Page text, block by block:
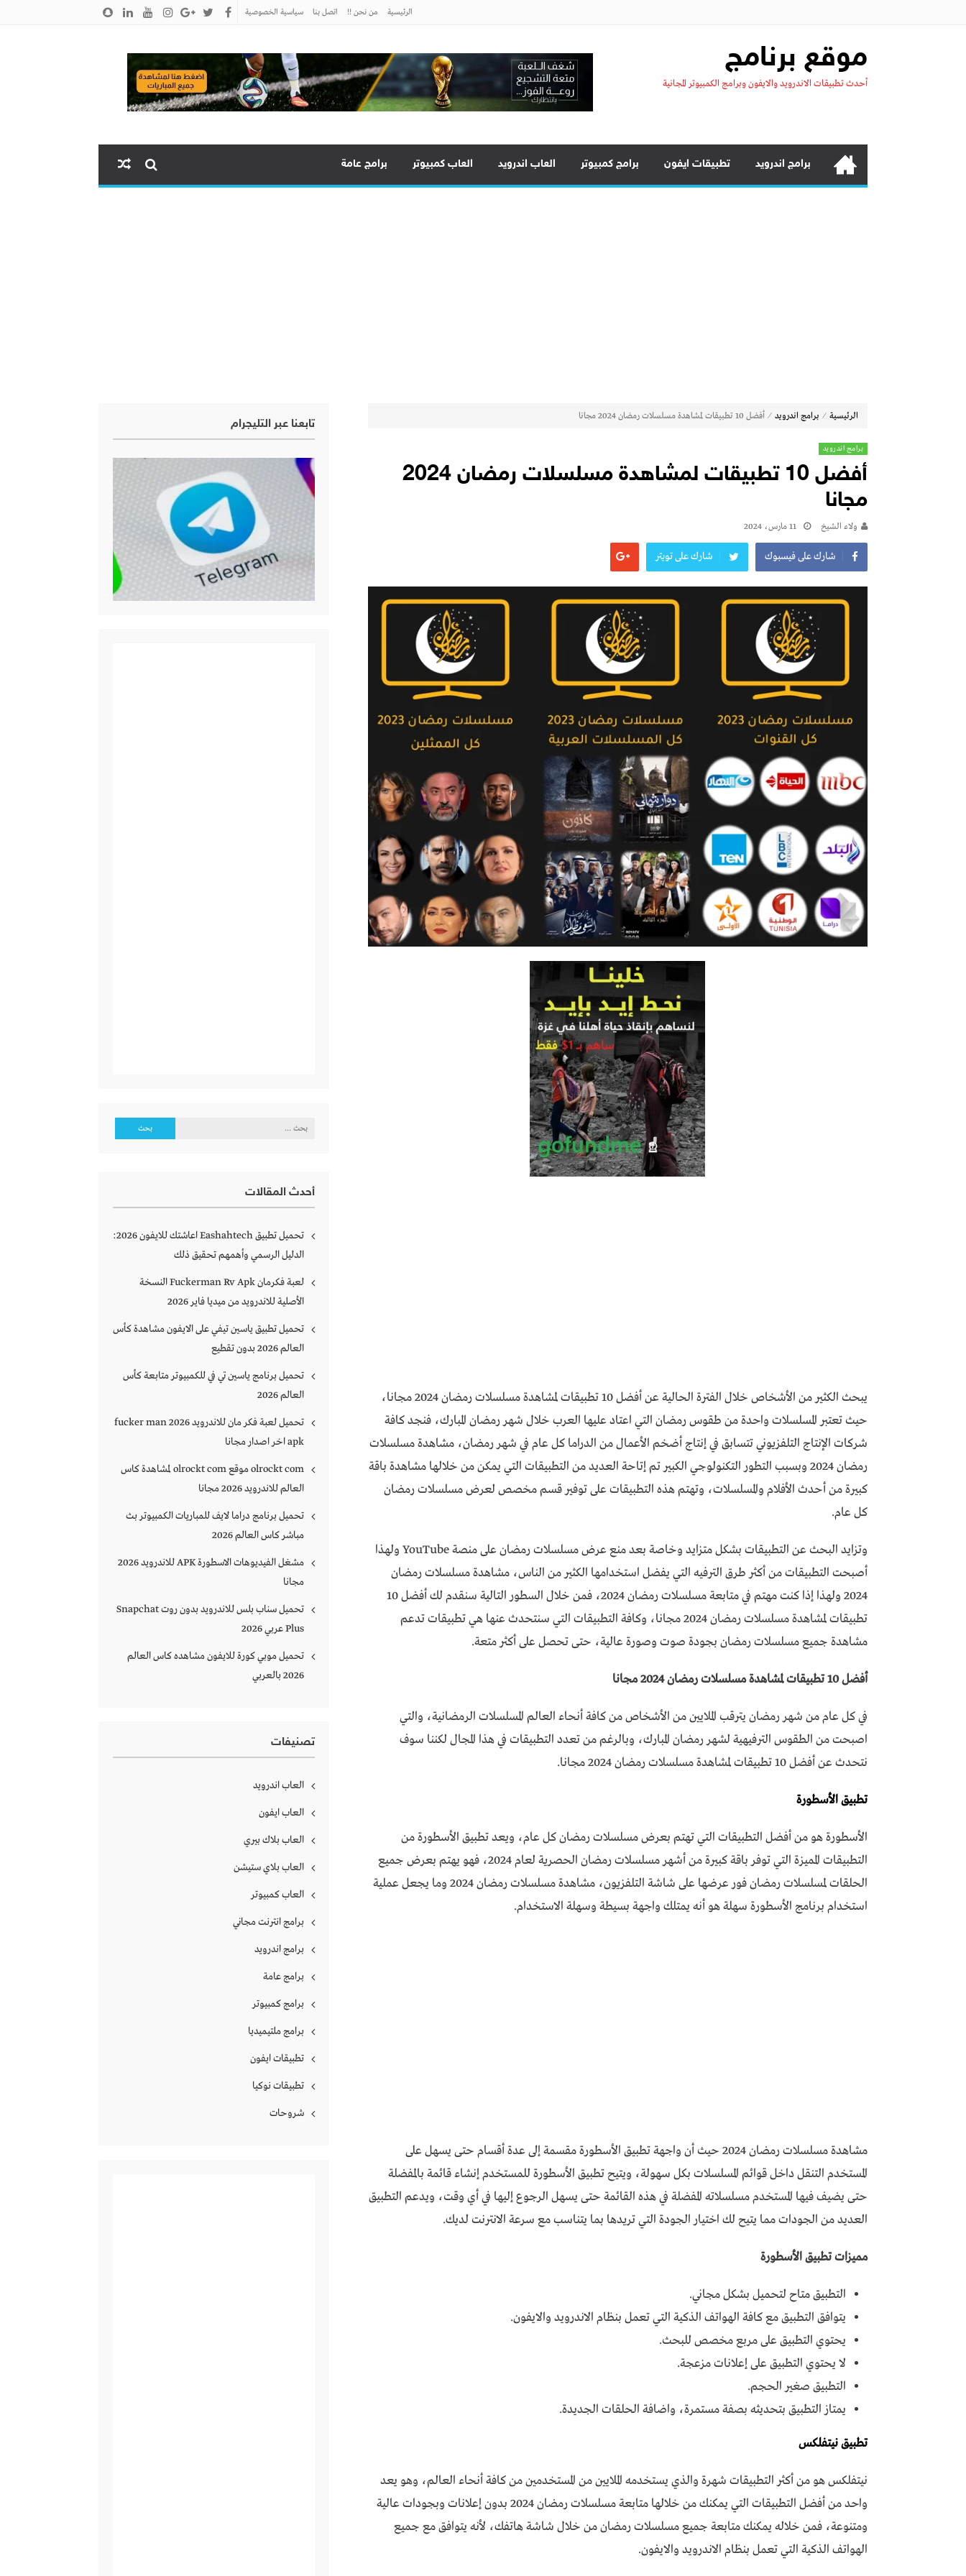
الرئيسية من نحن !! اتصل بنا سياسية الخصوصية
موقع برنامج
أحدث تطبيقات الاندرويد والايفون وبرامج الكمبيوتر المجانية
برامج اندرويد تطبيقات ايفون برامج كمبيوتر العاب اندرويد العاب كمبيوتر برامج عامة
الرئيسية ⁄ برامج اندرويد ⁄ أفضل 10 تطبيقات لمشاهدة مسلسلات رمضان 2024 مجانا
برامج اندرويد
أفضل 10 تطبيقات لمشاهدة مسلسلات رمضان 2024
مجانا
ولاء الشيخ 11 مارس، 2024
شارك على فيسبوك شارك على تويتر
يبحث الكثير من الأشخاص خلال الفترة الحالية عن أفضل 10 تطبيقات لمشاهدة مسلسلات رمضان 2024 مجانا،
حيث تعتبر المسلسلات واحدة من طقوس رمضان التي اعتاد عليها العرب خلال شهر رمضان المبارك، فنجد كافة
شركات الإنتاج التلفزيوني تتسابق في إنتاج أضخم الأعمال من الدراما كل عام في شهر رمضان، مشاهدة مسلسلات
رمضان 2024 وبسبب التطور التكنولوجي الكبير تم إتاحة العديد من التطبيقات التي يمكن من خلالها مشاهدة باقة
كبيرة من أحدث الأفلام والمسلسلات، وتهتم هذه التطبيقات على توفير قسم مخصص لعرض مسلسلات رمضان
كل عام.
وتزايد البحث عن التطبيقات بشكل متزايد وخاصة بعد منع عرض مسلسلات رمضان على منصة YouTube ولهذا
أصبحت التطبيقات من أكثر طرق الترفيه التي يفضل استخدامها الكثير من الناس، مشاهدة مسلسلات رمضان
2024 ولهذا إذا كنت مهتم في متابعة مسلسلات رمضان 2024، فمن خلال السطور التالية سنقدم لك أفضل 10
تطبيقات لمشاهدة مسلسلات رمضان 2024 مجانا، وكافة التطبيقات التي سنتحدث عنها هي تطبيقات تدعم
مشاهدة جميع مسلسلات رمضان بجودة صوت وصورة عالية، حتى تحصل على أكثر متعة.
أفضل 10 تطبيقات لمشاهدة مسلسلات رمضان 2024 مجانا
في كل عام من شهر رمضان يترقب الملايين من الأشخاص من كافة أنحاء العالم المسلسلات الرمضانية، والتي
اصبحت من الطقوس الترفيهية لشهر رمضان المبارك، وبالرغم من تعدد التطبيقات في هذا المجال لكننا سوف
نتحدث عن أفضل 10 تطبيقات لمشاهدة مسلسلات رمضان 2024 مجانا.
تطبيق الأسطورة
الأسطورة هو من أفضل التطبيقات التي تهتم بعرض مسلسلات رمضان كل عام، ويعد تطبيق الأسطورة من
التطبيقات المميزة التي توفر باقة كبيرة من أشهر مسلسلات رمضان الحصرية لعام 2024، فهو يهتم بعرض جميع
الحلقات لمسلسلات رمضان فور عرضها على شاشة التلفزيون، مشاهدة مسلسلات رمضان 2024 وما يجعل عملية
استخدام برنامج الأسطورة سهلة هو أنه يمتلك واجهة بسيطة وسهلة الاستخدام.
مشاهدة مسلسلات رمضان 2024 حيث أن واجهة تطبيق الأسطورة مقسمة إلى عدة أقسام حتى يسهل على
المستخدم التنقل داخل قوائم المسلسلات بكل سهولة، ويتيح تطبيق الأسطورة للمستخدم إنشاء قائمة بالمفضلة
حتى يضيف فيها المستخدم مسلسلاته المفضلة في هذه القائمة حتى يسهل الرجوع إليها في أي وقت، ويدعم التطبيق
العديد من الجودات مما يتيح لك اختيار الجودة التي تريدها بما يتناسب مع سرعة الانترنت لديك.
مميزات تطبيق الأسطورة
التطبيق متاح لتحميل بشكل مجاني.
يتوافق التطبيق مع كافة الهواتف الذكية التي تعمل بنظام الاندرويد والايفون.
يحتوي التطبيق على مربع مخصص للبحث.
لا يحتوي التطبيق على إعلانات مزعجة.
التطبيق صغير الحجم.
يمتاز التطبيق بتحديثه بصفة مستمرة، واضافة الحلقات الجديدة.
تطبيق نيتفلكس
نيتفلكس هو من أكثر التطبيقات شهرة والذي يستخدمه الملايين من المستخدمين من كافة أنحاء العالم، وهو يعد
واحد من أفضل التطبيقات التي يمكنك من خلالها متابعة مسلسلات رمضان 2024 بدون إعلانات وبجودات عالية
ومتنوعة، فمن خلاله يمكنك متابعة جميع مسلسلات رمضان من خلال شاشة هاتفك، لأنه يتوافق مع جميع
الهواتف الذكية التي تعمل بنظام الاندرويد والايفون.
تابعنا عبر التليجرام
البحث
أحدث المقالات
تحميل تطبيق Eashahtech اعاشتك للايفون 2026:
الدليل الرسمي وأهمهم تحقيق ذلك
لعبة فكرمان Fuckerman Rv Apk النسخة
الأصلية للاندرويد من ميديا فاير 2026
تحميل تطبيق ياسين تيفي على الايفون مشاهدة كأس
العالم 2026 بدون تقطيع
تحميل برنامج ياسين تي في للكمبيوتر متابعة كأس
العالم 2026
تحميل لعبة فكر مان للاندرويد 2026 fucker man
apk اخر اصدار مجانا
olrockt com موقع olrockt com لمشاهدة كاس
العالم للاندرويد 2026 مجانا
تحميل برنامج دراما لايف للمباريات الكمبيوتر بث
مباشر كاس العالم 2026
مشغل الفيديوهات الاسطورة APK للاندرويد 2026
مجانا
تحميل سناب بلس للاندرويد بدون روت Snapchat
Plus‏ عربي 2026
تحميل موبي كورة للايفون مشاهده كاس العالم
2026 بالعربي
تصنيفات
العاب اندرويد
العاب ايفون
العاب بلاك بيري
العاب بلاي ستيشن
العاب كمبيوتر
برامج انترنت مجاني
برامج اندرويد
برامج عامة
برامج كمبيوتر
برامج ملتيميديا
تطبيقات ايفون
تطبيقات نوكيا
شروحات